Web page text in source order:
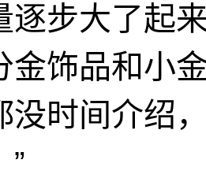
逐步大了起
金饰品和小
没时间介绍
”